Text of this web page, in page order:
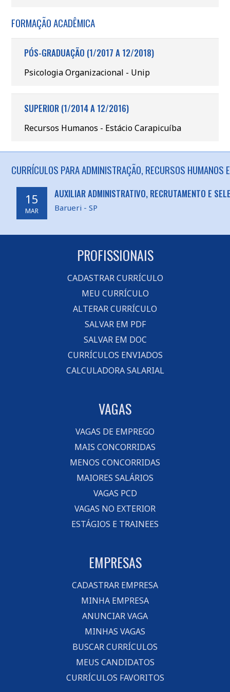
FORMAÇÃO ACADÊMICA
PÓS-GRADUAÇÃO (1/2017 A 12/2018)
Psicologia Organizacional - Unip
SUPERIOR (1/2014 A 12/2016)
Recursos Humanos - Estácio Carapicuíba
CURRÍCULOS PARA ADMINISTRAÇÃO, RECURSOS HUMANOS
15
MAR
AUXILIAR ADMINISTRATIVO, RECRUTAMENTO E
Barueri - SP
PROFISSIONAIS
CADASTRAR CURRÍCULO
MEU CURRÍCULO
ALTERAR CURRÍCULO
SALVAR EM PDF
SALVAR EM DOC
CURRÍCULOS ENVIADOS
CALCULADORA SALARIAL
VAGAS
VAGAS DE EMPREGO
MAIS CONCORRIDAS
MENOS CONCORRIDAS
MAIORES SALÁRIOS
VAGAS PCD
VAGAS NO EXTERIOR
ESTÁGIOS E TRAINEES
EMPRESAS
CADASTRAR EMPRESA
MINHA EMPRESA
ANUNCIAR VAGA
MINHAS VAGAS
BUSCAR CURRÍCULOS
MEUS CANDIDATOS
CURRÍCULOS FAVORITOS